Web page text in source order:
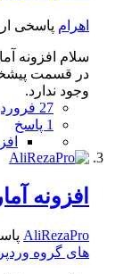
اهرام پاسخی
سلام افزونه
در قسمت
وجود ندارد.
27 فروردین 1396
1 پاسخ
افزونه آمار WP-Parsi Statistics
AliRezaPro
های گروه